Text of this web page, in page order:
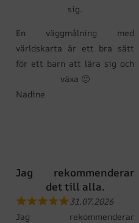
sig.
En väggmålning med
världskarta är ett bra sätt
för ett barn att lära sig och
växa 🙂
Nadine
Jag rekommenderar
det till alla.
31.07.2026
Jag rekommenderar